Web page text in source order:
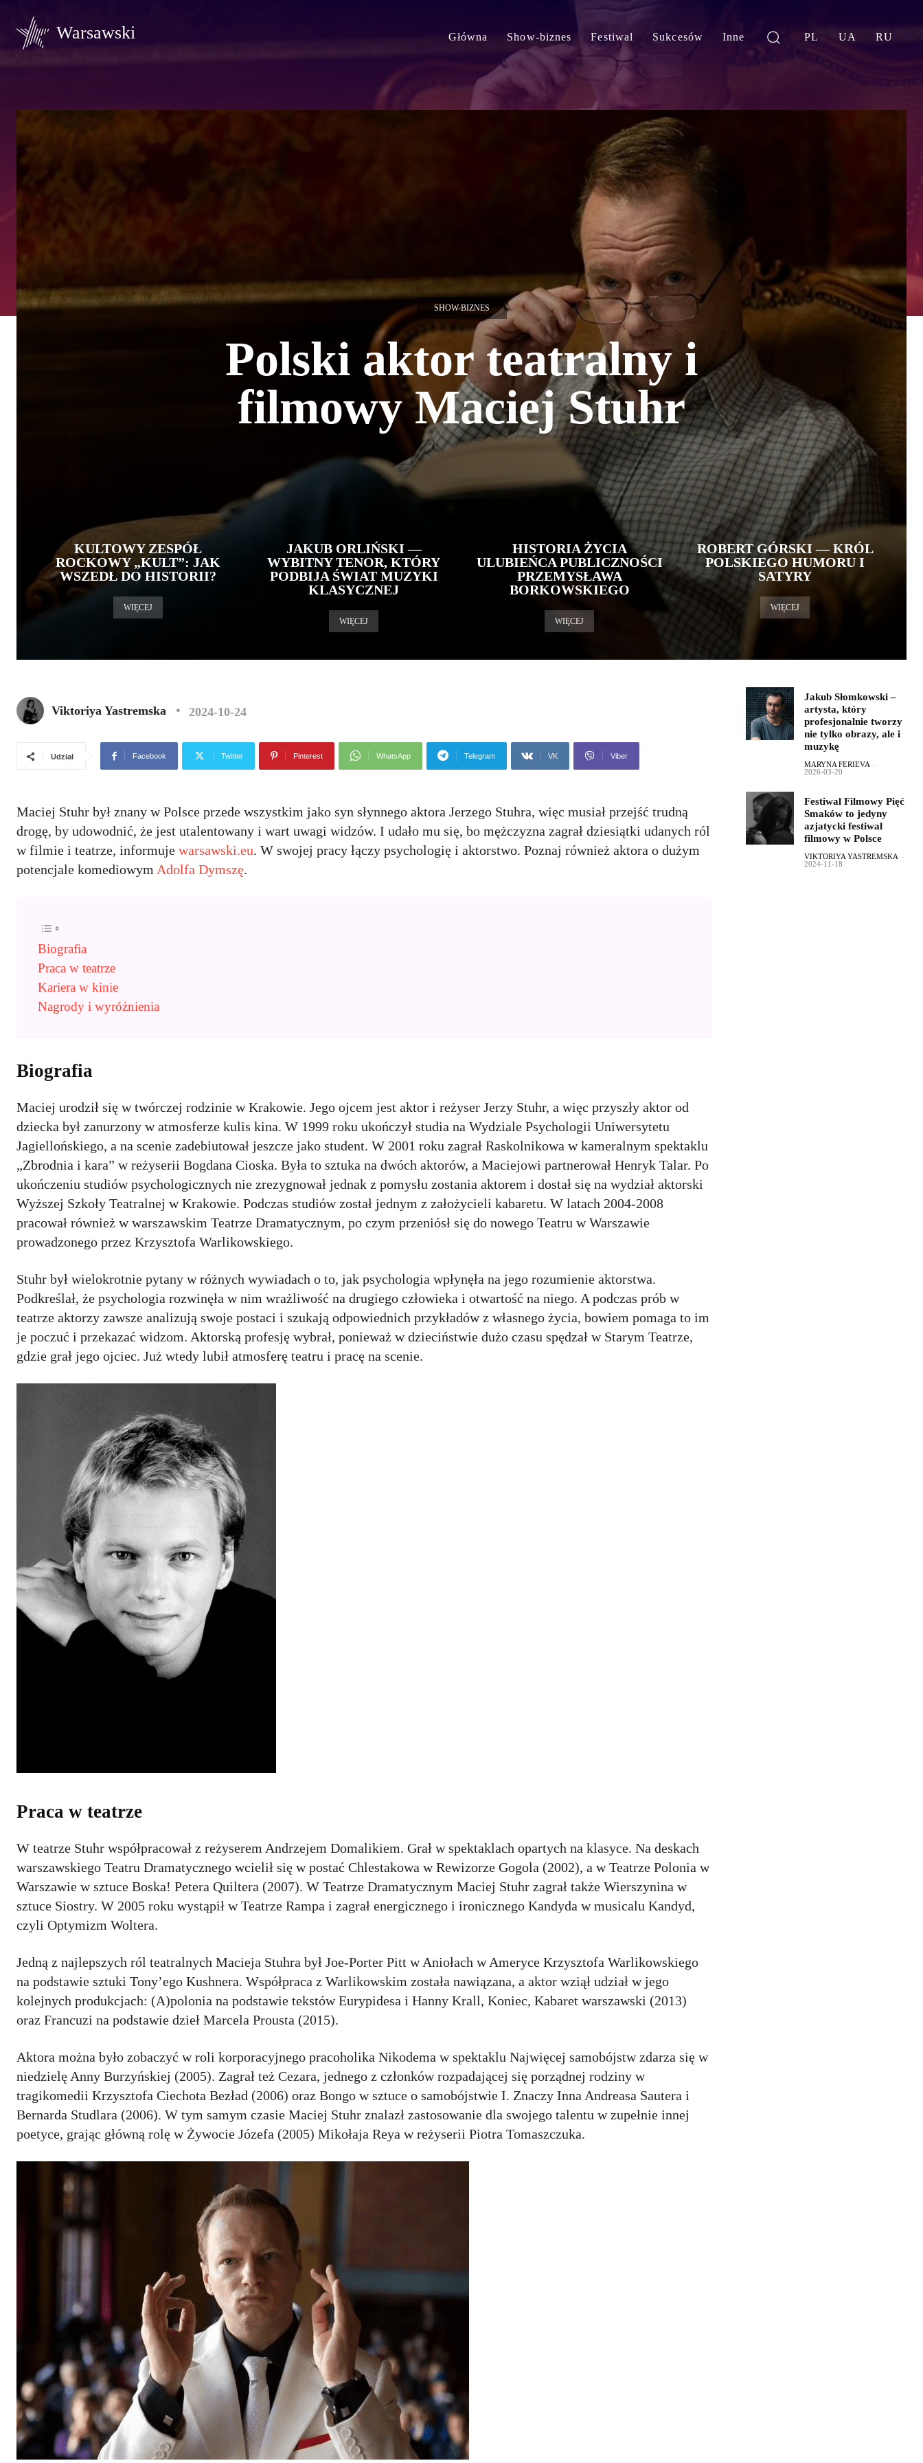
Warsawski Główna Show-biznes Festiwal Sukcesów Inne PL UA RU
SHOW-BIZNES
Polski aktor teatralny i
filmowy Maciej Stuhr
KULTOWY ZESPÓŁ
ROCKOWY „KULT”: JAK
WSZEDŁ DO HISTORII?
WIĘCEJ
JAKUB ORLIŃSKI —
WYBITNY TENOR, KTÓRY
PODBIJA ŚWIAT MUZYKI
KLASYCZNEJ
WIĘCEJ
HISTORIA ŻYCIA
ULUBIEŃCA PUBLICZNOŚCI
PRZEMYSŁAWA
BORKOWSKIEGO
WIĘCEJ
ROBERT GÓRSKI — KRÓL
POLSKIEGO HUMORU I
SATYRY
WIĘCEJ
Viktoriya Yastremska 2024-10-24
Udział Facebook Twitter Pinterest WhatsApp Telegram VK Viber
Maciej Stuhr był znany w Polsce przede wszystkim jako syn słynnego aktora Jerzego Stuhra, więc musiał przejść trudną
drogę, by udowodnić, że jest utalentowany i wart uwagi widzów. I udało mu się, bo mężczyzna zagrał dziesiątki udanych ról
w filmie i teatrze, informuje warsawski.eu. W swojej pracy łączy psychologię i aktorstwo. Poznaj również aktora o dużym
potencjale komediowym Adolfa Dymszę.
Biografia
Praca w teatrze
Kariera w kinie
Nagrody i wyróżnienia
Biografia
Maciej urodził się w twórczej rodzinie w Krakowie. Jego ojcem jest aktor i reżyser Jerzy Stuhr, a więc przyszły aktor od
dziecka był zanurzony w atmosferze kulis kina. W 1999 roku ukończył studia na Wydziale Psychologii Uniwersytetu
Jagiellońskiego, a na scenie zadebiutował jeszcze jako student. W 2001 roku zagrał Raskolnikowa w kameralnym spektaklu
„Zbrodnia i kara” w reżyserii Bogdana Cioska. Była to sztuka na dwóch aktorów, a Maciejowi partnerował Henryk Talar. Po
ukończeniu studiów psychologicznych nie zrezygnował jednak z pomysłu zostania aktorem i dostał się na wydział aktorski
Wyższej Szkoły Teatralnej w Krakowie. Podczas studiów został jednym z założycieli kabaretu. W latach 2004-2008
pracował również w warszawskim Teatrze Dramatycznym, po czym przeniósł się do nowego Teatru w Warszawie
prowadzonego przez Krzysztofa Warlikowskiego.
Stuhr był wielokrotnie pytany w różnych wywiadach o to, jak psychologia wpłynęła na jego rozumienie aktorstwa.
Podkreślał, że psychologia rozwinęła w nim wrażliwość na drugiego człowieka i otwartość na niego. A podczas prób w
teatrze aktorzy zawsze analizują swoje postaci i szukają odpowiednich przykładów z własnego życia, bowiem pomaga to im
je poczuć i przekazać widzom. Aktorską profesję wybrał, ponieważ w dzieciństwie dużo czasu spędzał w Starym Teatrze,
gdzie grał jego ojciec. Już wtedy lubił atmosferę teatru i pracę na scenie.
Praca w teatrze
W teatrze Stuhr współpracował z reżyserem Andrzejem Domalikiem. Grał w spektaklach opartych na klasyce. Na deskach
warszawskiego Teatru Dramatycznego wcielił się w postać Chlestakowa w Rewizorze Gogola (2002), a w Teatrze Polonia w
Warszawie w sztuce Boska! Petera Quiltera (2007). W Teatrze Dramatycznym Maciej Stuhr zagrał także Wierszynina w
sztuce Siostry. W 2005 roku wystąpił w Teatrze Rampa i zagrał energicznego i ironicznego Kandyda w musicalu Kandyd,
czyli Optymizm Woltera.
Jedną z najlepszych ról teatralnych Macieja Stuhra był Joe-Porter Pitt w Aniołach w Ameryce Krzysztofa Warlikowskiego
na podstawie sztuki Tony’ego Kushnera. Współpraca z Warlikowskim została nawiązana, a aktor wziął udział w jego
kolejnych produkcjach: (A)polonia na podstawie tekstów Eurypidesa i Hanny Krall, Koniec, Kabaret warszawski (2013)
oraz Francuzi na podstawie dzieł Marcela Prousta (2015).
Aktora można było zobaczyć w roli korporacyjnego pracoholika Nikodema w spektaklu Najwięcej samobójstw zdarza się w
niedzielę Anny Burzyńskiej (2005). Zagrał też Cezara, jednego z członków rozpadającej się porządnej rodziny w
tragikomedii Krzysztofa Ciechota Bezład (2006) oraz Bongo w sztuce o samobójstwie I. Znaczy Inna Andreasa Sautera i
Bernarda Studlara (2006). W tym samym czasie Maciej Stuhr znalazł zastosowanie dla swojego talentu w zupełnie innej
poetyce, grając główną rolę w Żywocie Józefa (2005) Mikołaja Reya w reżyserii Piotra Tomaszczuka.
Jakub Słomkowski –
artysta, który
profesjonalnie tworzy
nie tylko obrazy, ale i
muzykę
MARYNA FERIEVA -
2026-03-20
Festiwal Filmowy Pięć
Smaków to jedyny
azjatycki festiwal
filmowy w Polsce
VIKTORIYA YASTREMSKA -
2024-11-18